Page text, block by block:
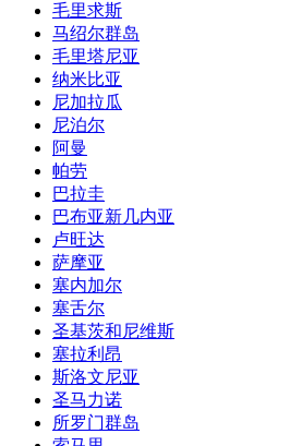
毛里求斯
马绍尔群岛
毛里塔尼亚
纳米比亚
尼加拉瓜
尼泊尔
阿曼
帕劳
巴拉圭
巴布亚新几内亚
卢旺达
萨摩亚
塞内加尔
塞舌尔
圣基茨和尼维斯
塞拉利昂
斯洛文尼亚
圣马力诺
所罗门群岛